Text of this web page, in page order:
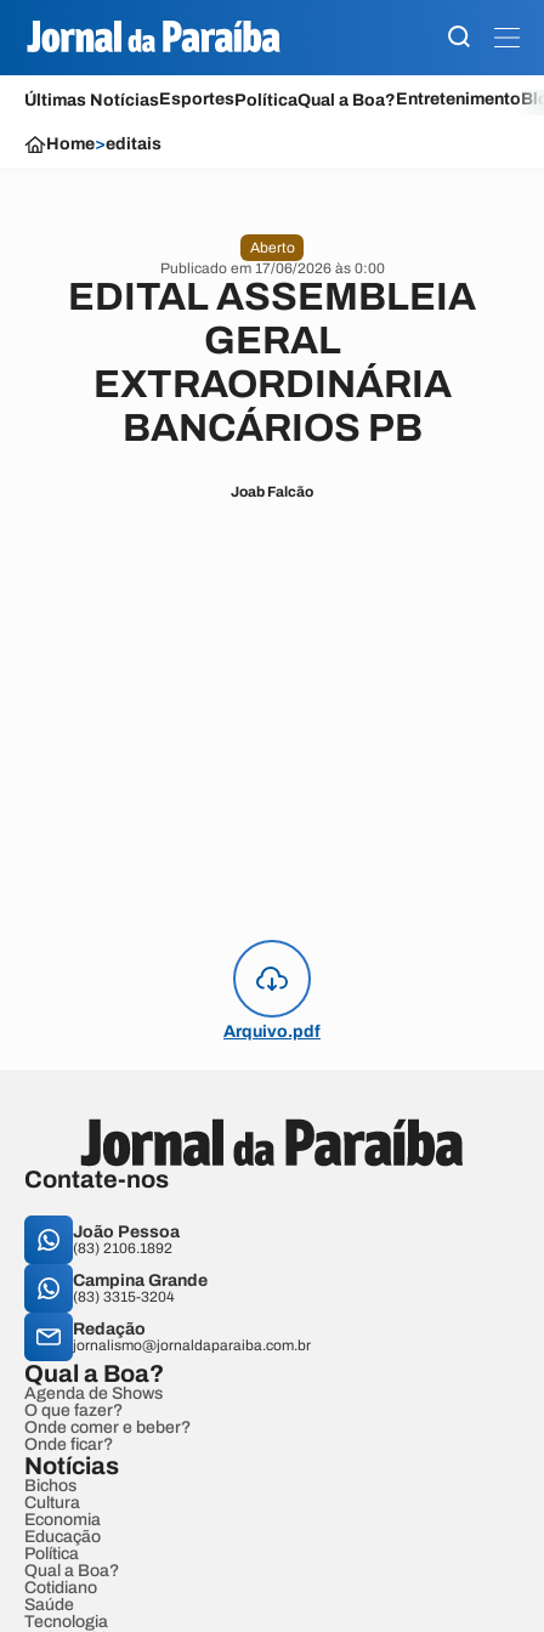
Últimas NotíciasEsportesPolíticaQual a Boa?Entretenimento
Home>editais
Aberto
Publicado em 17/06/2026 às 0:00
EDITAL ASSEMBLEIA
GERAL
EXTRAORDINÁRIA
BANCÁRIOS PB
Joab Falcão
Arquivo.pdf
Contate-nos
João Pessoa
(83) 2106.1892
Campina Grande
(83) 3315-3204
Redação
jornalismo@jornaldaparaiba.com.br
Qual a Boa?
Agenda de Shows
O que fazer?
Onde comer e beber?
Onde ficar?
Notícias
Bichos
Cultura
Economia
Educação
Política
Qual a Boa?
Cotidiano
Saúde
Tecnologia